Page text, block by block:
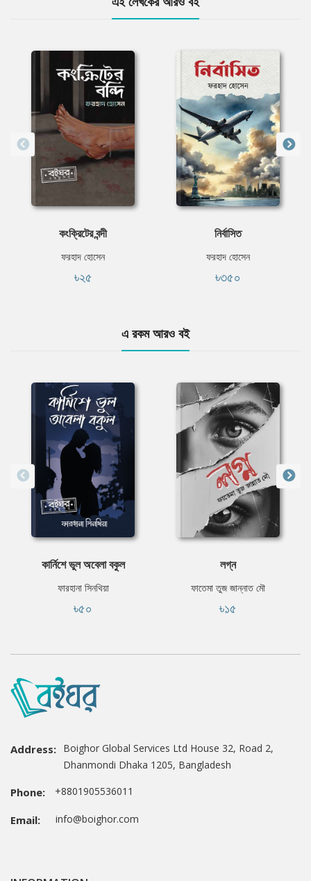
কংক্রিটের বন্দী
ফরহাদ হোসেন
৳২৫
নির্বাসিত
ফরহাদ হোসেন
৳৩৫০
এ রকম আরও বই
কার্নিশে ভুল অবেলা বকুল
ফারহানা সিনথিয়া
৳৫০
লগ্ন
ফাতেমা তুজ জান্নাত মৌ
৳১৫
Address: Boighor Global Services Ltd House 32, Road 2,
Dhanmondi Dhaka 1205, Bangladesh
Phone: +8801905536011
Email: info@boighor.com